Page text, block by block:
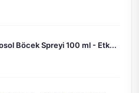
Böcek Spreyi 100 ml - Etk...